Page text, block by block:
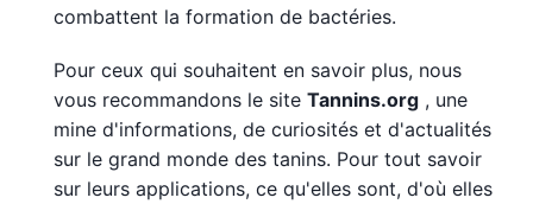
combattent la formation de bactéries.
Pour ceux qui souhaitent en savoir plus, nous
vous recommandons le site Tannins.org , une
mine d'informations, de curiosités et d'actualités
sur le grand monde des tanins. Pour tout savoir
sur leurs applications, ce qu'elles sont, d'où elles